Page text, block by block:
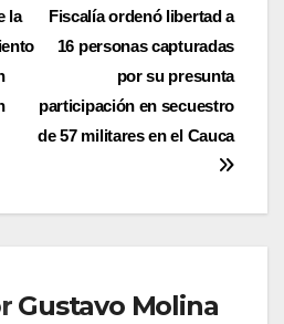
Fiscalía ordenó libertad a
16 personas capturadas
por su presunta
participación en secuestro
de 57 militares en el Cauca
la
Gustavo Molina